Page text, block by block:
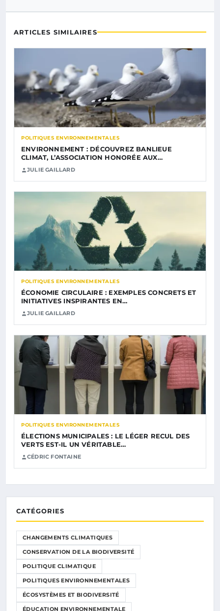
ARTICLES SIMILAIRES
POLITIQUES ENVIRONNEMENTALES
ENVIRONNEMENT : DÉCOUVREZ BANLIEUE
CLIMAT, L’ASSOCIATION HONORÉE AUX…
JULIE GAILLARD
POLITIQUES ENVIRONNEMENTALES
ÉCONOMIE CIRCULAIRE : EXEMPLES CONCRETS ET
INITIATIVES INSPIRANTES EN…
JULIE GAILLARD
POLITIQUES ENVIRONNEMENTALES
ÉLECTIONS MUNICIPALES : LE LÉGER RECUL DES
VERTS EST-IL UN VÉRITABLE…
CÉDRIC FONTAINE
CATÉGORIES
CHANGEMENTS CLIMATIQUES
CONSERVATION DE LA BIODIVERSITÉ
POLITIQUE CLIMATIQUE
POLITIQUES ENVIRONNEMENTALES
ÉCOSYSTÈMES ET BIODIVERSITÉ
ÉDUCATION ENVIRONNEMENTALE